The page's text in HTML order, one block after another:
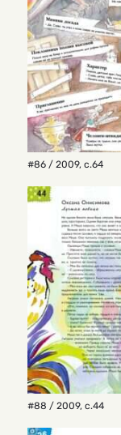
#86 / 2009, с.64
#88 / 2009, с.44